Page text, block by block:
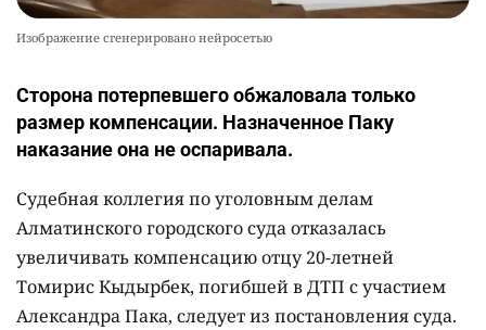
Изображение сгенерировано нейросетью
Сторона потерпевшего обжаловала только
размер компенсации. Назначенное Паку
наказание она не оспаривала.
Судебная коллегия по уголовным делам
Алматинского городского суда отказалась
увеличивать компенсацию отцу 20-летней
Томирис Кыдырбек, погибшей в ДТП с участием
Александра Пака, следует из постановления суда.